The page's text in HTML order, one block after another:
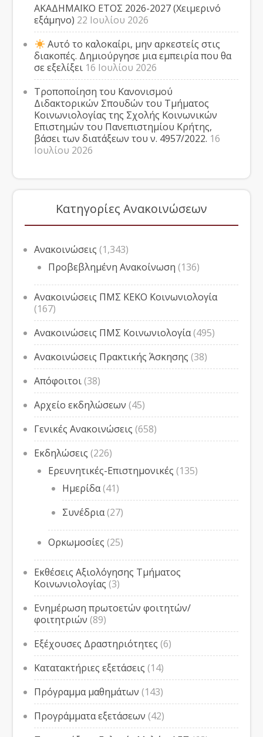
ΑΚΑΔΗΜΑΪΚΟ ΕΤΟΣ 2026-2027 (Χειμερινό
εξάμηνο) 22 Ιουλίου 2026
Αυτό το καλοκαίρι, μην αρκεστείς στις
διακοπές. Δημιούργησε μια εμπειρία που θα
σε εξελίξει 16 Ιουλίου 2026
Τροποποίηση του Κανονισμού
Διδακτορικών Σπουδών του Τμήματος
Κοινωνιολογίας της Σχολής Κοινωνικών
Επιστημών του Πανεπιστημίου Κρήτης,
βάσει των διατάξεων του ν. 4957/2022. 16
Ιουλίου 2026
Κατηγορίες Ανακοινώσεων
Ανακοινώσεις (1,343)
Προβεβλημένη Ανακοίνωση (136)
Ανακοινώσεις ΠΜΣ ΚΕΚΟ Κοινωνιολογία
(167)
Ανακοινώσεις ΠΜΣ Κοινωνιολογία(495)
Ανακοινώσεις Πρακτικής Άσκησης (38)
Απόφοιτοι(38)
Αρχείο εκδηλώσεων (45)
Γενικές Ανακοινώσεις (658)
Εκδηλώσεις (226)
Ερευνητικές-Επιστημονικές (135)
Ημερίδα(41)
Συνέδρια(27)
Ορκωμοσίες (25)
Εκθέσεις Αξιολόγησης Τμήματος
Κοινωνιολογίας (3)
Ενημέρωση πρωτοετών φοιτητών/
φοιτητριών (89)
Εξέχουσες Δραστηριότητες (6)
Κατατακτήριες εξετάσεις (14)
Πρόγραμμα μαθημάτων (143)
Προγράμματα εξετάσεων (42)